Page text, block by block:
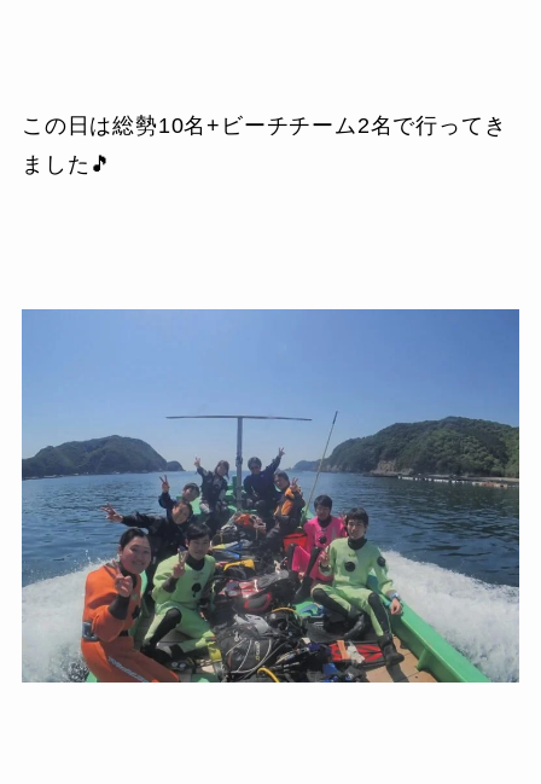
この日は総勢10名+ビーチチーム2名で行ってき
ました🎵